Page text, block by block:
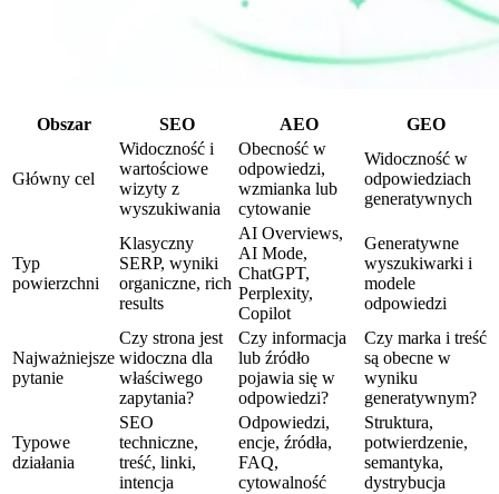
Obszar SEO AEO GEO
Główny cel
Widoczność i
wartościowe
wizyty z
wyszukiwania
Obecność w
odpowiedzi,
wzmianka lub
cytowanie
Widoczność w
odpowiedziach
generatywnych
Typ
powierzchni
Klasyczny
SERP, wyniki
organiczne, rich
results
AI Overviews,
AI Mode,
ChatGPT,
Perplexity,
Copilot
Generatywne
wyszukiwarki i
modele
odpowiedzi
Najważniejsze
pytanie
Czy strona jest
widoczna dla
właściwego
zapytania?
Czy informacja
lub źródło
pojawia się w
odpowiedzi?
Czy marka i treść
są obecne w
wyniku
generatywnym?
Typowe
działania
SEO
techniczne,
treść, linki,
intencja
Odpowiedzi,
encje, źródła,
FAQ,
cytowalność
Struktura,
potwierdzenie,
semantyka,
dystrybucja